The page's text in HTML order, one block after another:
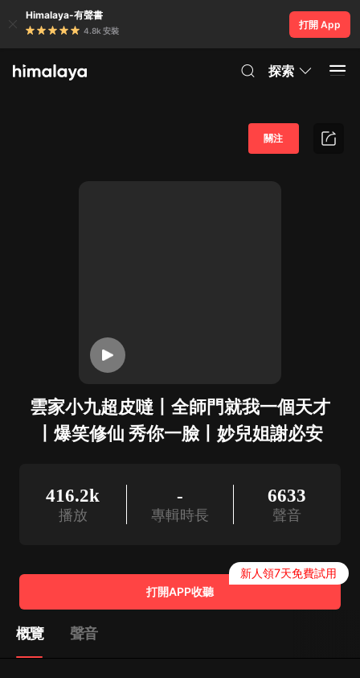
Himalaya-有聲書
4.8k 安裝
打開 App
探索
雲家小九超皮噠丨全師門就我一個天才
丨爆笑修仙 秀你一臉丨妙兒姐謝必安
關注
416.2k
播放
-
專輯時長
6633
聲音
打開APP收聽
新人領7天免費試用
概覽 聲音